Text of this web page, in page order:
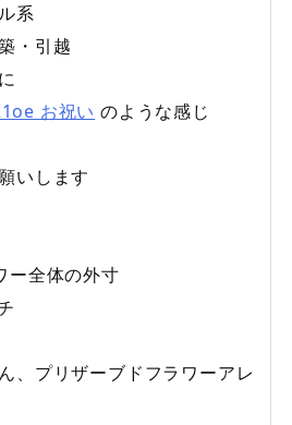
系
・引越
お祝い のような感じ
いします
ー全体の外寸
、プリザーブドフラワーアレ